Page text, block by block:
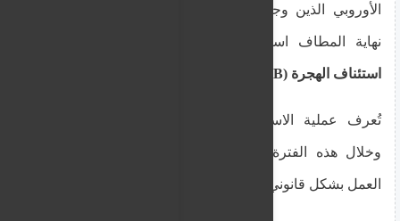
الأوروبي الذين وجدوا أنفسهم مطرودين ظلماً وفي
نهاية المطاف استأنفوا إنهاء خدمتهم أمام
استئناف الهجرة (IAB)
تُعرف عملية الاستئناف بأنها طويلة بشكل خاص،
وخلال هذه الفترة، لا يمكن لمواطني الدول الثالثة
العمل بشكل قانوني أثناء النظر في قضيتهم.